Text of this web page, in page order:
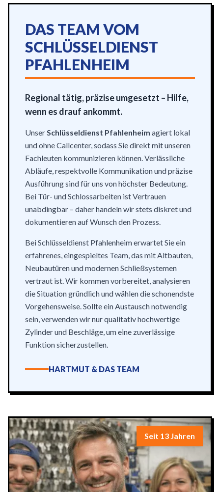
DAS TEAM VOM
SCHLÜSSELDIENST
PFAHLENHEIM
Regional tätig, präzise umgesetzt – Hilfe,
wenn es drauf ankommt.
UnserSchlüsseldienst Pfahlenheim agiert lokal
und ohne Callcenter, sodass Sie direkt mit unseren
Fachleuten kommunizieren können. Verlässliche
Abläufe, respektvolle Kommunikation und präzise
Ausführung sind für uns von höchster Bedeutung.
Bei Tür- und Schlossarbeiten ist Vertrauen
unabdingbar – daher handeln wir stets diskret und
dokumentieren auf Wunsch den Prozess.
Bei Schlüsseldienst Pfahlenheim erwartet Sie ein
erfahrenes, eingespieltes Team, das mit Altbauten,
Neubautüren und modernen Schließsystemen
vertraut ist. Wir kommen vorbereitet, analysieren
die Situation gründlich und wählen die schonendste
Vorgehensweise. Sollte ein Austausch notwendig
sein, verwenden wir nur qualitativ hochwertige
Zylinder und Beschläge, um eine zuverlässige
Funktion sicherzustellen.
HARTMUT & DAS TEAM
Seit 13 Jahren